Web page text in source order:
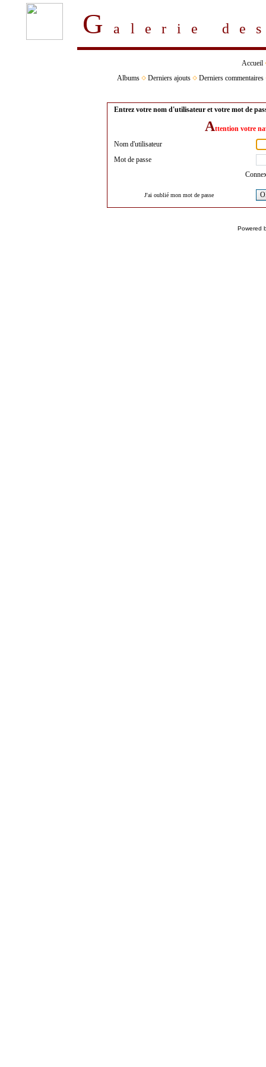
Galerie
Accueil
Albums
Derniers ajouts Derniers commentaires
Entrez votre nom d'utilisateur et votre mot de
Attention votre
Nom d'utilisateur
Mot de passe
J'ai oublié mon mot de passe
Powered